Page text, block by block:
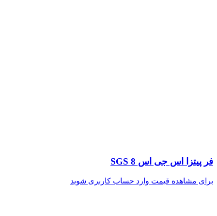
فر پیتزا اس جی اس SGS 8
برای مشاهده قیمت وارد حساب کاربری شوید